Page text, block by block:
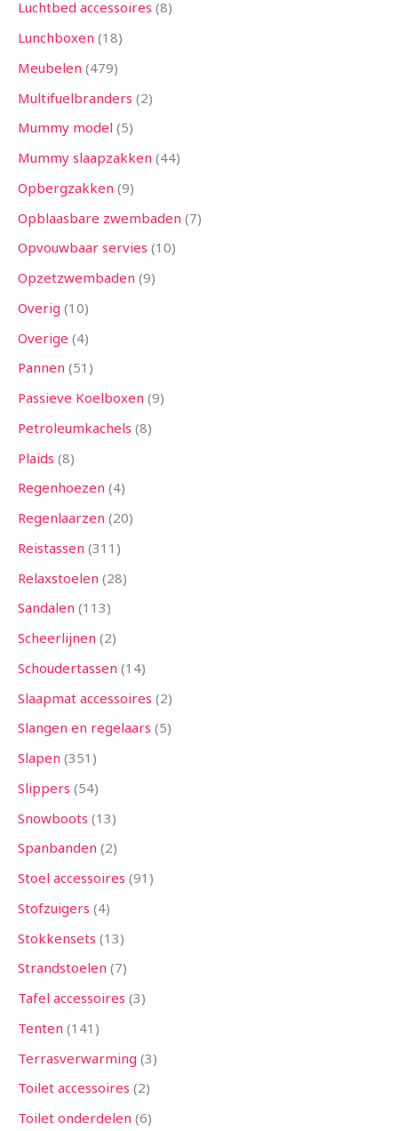
Luchtbed accessoires 8
Lunchboxen 18
Meubelen 479
Multifuelbranders 2
Mummy model 5
Mummy slaapzakken 44
Opbergzakken 9
Opblaasbare zwembaden 7
Opvouwbaar servies 10
Opzetzwembaden 9
Overig 10
Overige 4
Pannen 51
Passieve Koelboxen 9
Petroleumkachels 8
Plaids 8
Regenhoezen 4
Regenlaarzen 20
Reistassen 311
Relaxstoelen 28
Sandalen 113
Scheerlijnen 2
Schoudertassen 14
Slaapmat accessoires 2
Slangen en regelaars 5
Slapen 351
Slippers 54
Snowboots 13
Spanbanden 2
Stoel accessoires 91
Stofzuigers 4
Stokkensets 13
Strandstoelen 7
Tafel accessoires 3
Tenten 141
Terrasverwarming 3
Toilet accessoires 2
Toilet onderdelen 6